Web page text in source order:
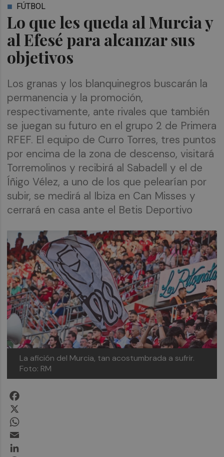
Lo que les queda al Murcia y
al Efesé para alcanzar sus
objetivos
FÚTBOL
Los granas y los blanquinegros buscarán la
permanencia y la promoción,
respectivamente, ante rivales que también
se juegan su futuro en el grupo 2 de Primera
RFEF. El equipo de Curro Torres, tres puntos
por encima de la zona de descenso, visitará
Torremolinos y recibirá al Sabadell y el de
Íñigo Vélez, a uno de los que pelearían por
subir, se medirá al Ibiza en Can Misses y
cerrará en casa ante el Betis Deportivo
La afición del Murcia, tan acostumbrada a sufrir.
Foto: RM